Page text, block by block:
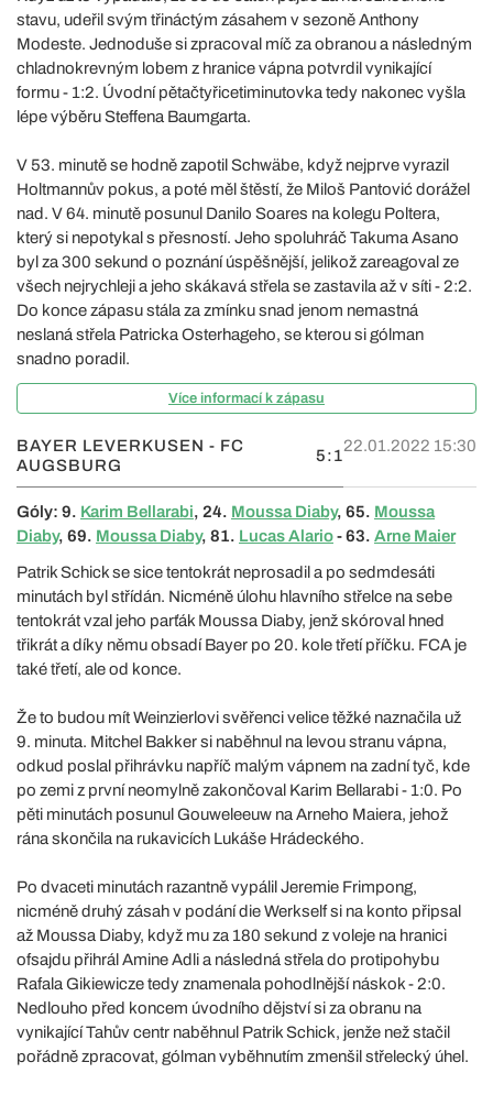
stavu, udeřil svým třináctým zásahem v sezoně Anthony
Modeste. Jednoduše si zpracoval míč za obranou a následným
chladnokrevným lobem z hranice vápna potvrdil vynikající
formu - 1:2. Úvodní pětačtyřicetiminutovka tedy nakonec vyšla
lépe výběru Steffena Baumgarta.
V 53. minutě se hodně zapotil Schwäbe, když nejprve vyrazil
Holtmannův pokus, a poté měl štěstí, že Miloš Pantović dorážel
nad. V 64. minutě posunul Danilo Soares na kolegu Poltera,
který si nepotykal s přesností. Jeho spoluhráč Takuma Asano
byl za 300 sekund o poznání úspěšnější, jelikož zareagoval ze
všech nejrychleji a jeho skákavá střela se zastavila až v síti - 2:2.
Do konce zápasu stála za zmínku snad jenom nemastná
neslaná střela Patricka Osterhageho, se kterou si gólman
snadno poradil.
Více informací k zápasu
BAYER LEVERKUSEN - FC
AUGSBURG
5:1
22.01.2022 15:30
Góly: 9. Karim Bellarabi, 24. Moussa Diaby, 65. Moussa
Diaby, 69. Moussa Diaby, 81. Lucas Alario- 63. Arne Maier
Patrik Schick se sice tentokrát neprosadil a po sedmdesáti
minutách byl střídán. Nicméně úlohu hlavního střelce na sebe
tentokrát vzal jeho parťák Moussa Diaby, jenž skóroval hned
třikrát a díky němu obsadí Bayer po 20. kole třetí příčku. FCA je
také třetí, ale od konce.
Že to budou mít Weinzierlovi svěřenci velice těžké naznačila už
9. minuta. Mitchel Bakker si naběhnul na levou stranu vápna,
odkud poslal přihrávku napříč malým vápnem na zadní tyč, kde
po zemi z první neomylně zakončoval Karim Bellarabi - 1:0. Po
pěti minutách posunul Gouweleeuw na Arneho Maiera, jehož
rána skončila na rukavicích Lukáše Hrádeckého.
Po dvaceti minutách razantně vypálil Jeremie Frimpong,
nicméně druhý zásah v podání die Werkself si na konto připsal
až Moussa Diaby, když mu za 180 sekund z voleje na hranici
ofsajdu přihrál Amine Adli a následná střela do protipohybu
Rafala Gikiewicze tedy znamenala pohodlnější náskok - 2:0.
Nedlouho před koncem úvodního dějství si za obranu na
vynikající Tahův centr naběhnul Patrik Schick, jenže než stačil
pořádně zpracovat, gólman vyběhnutím zmenšil střelecký úhel.